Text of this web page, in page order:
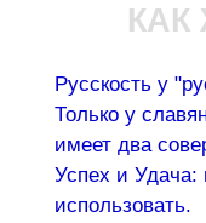
КАК
Русскость у
Только у
имеет два
Успех и Удача:
использовать.